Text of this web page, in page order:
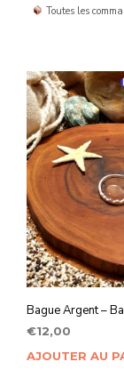
Toutes les
Bague Argent –
€12,00
AJOUTER AU